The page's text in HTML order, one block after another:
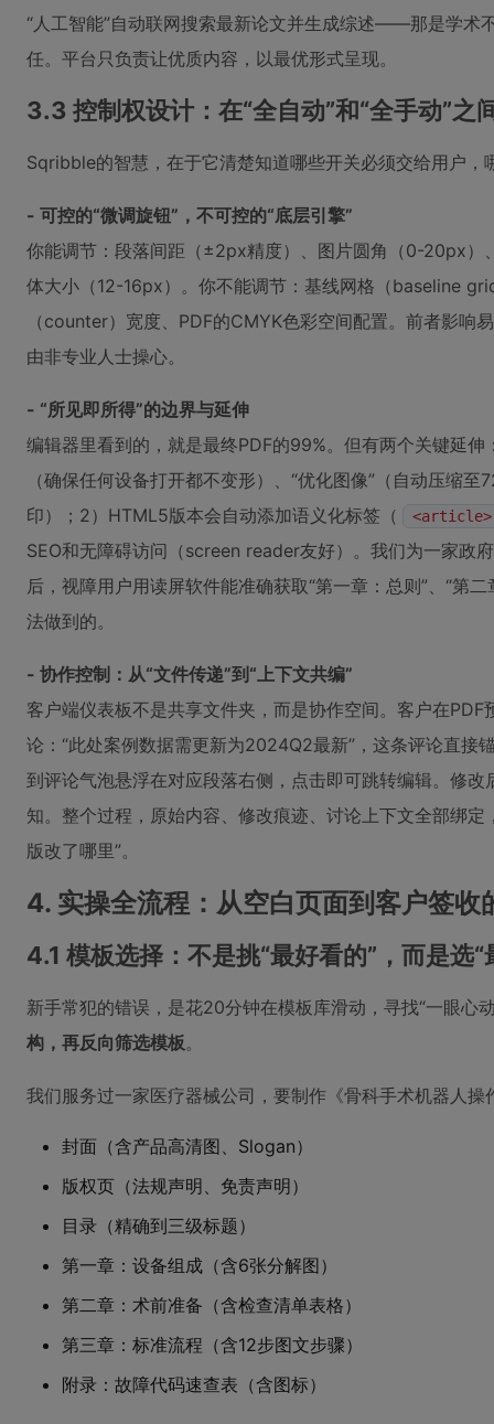
“人工智能”自动联网搜索最新论文并生成综述——那是学术
任。平台只负责让优质内容，以最优形式呈现。
3.3 控制权设计：在“全自动”和“全手动”之
Sqribble的智慧，在于它清楚知道哪些开关必须交给用户，
- 可控的“微调旋钮”，不可控的“底层引擎”
你能调节：段落间距（±2px精度）、图片圆角（0-20px）
体大小（12-16px）。你不能调节：基线网格（baseline
（counter）宽度、PDF的CMYK色彩空间配置。前者影
由非专业人士操心。
- “所见即所得”的边界与延伸
编辑器里看到的，就是最终PDF的99%。但有两个关键延伸
（确保任何设备打开都不变形）、“优化图像”（自动压缩
印）；2）HTML5版本会自动添加语义化标签（
<article>
SEO和无障碍访问（screen reader友好）。我们为一家政
后，视障用户用读屏软件能准确获取“第一章：总则”、“第
法做到的。
- 协作控制：从“文件传递”到“上下文共编”
客户端仪表板不是共享文件夹，而是协作空间。客户在PDF
论：“此处案例数据需更新为2024Q2最新”，这条评论直接
到评论气泡悬浮在对应段落右侧，点击即可跳转编辑。修改
知。整个过程，原始内容、修改痕迹、讨论上下文全部绑
版改了哪里”。
4. 实操全流程：从空白页面到客户签收
4.1 模板选择：不是挑“最好看的”，而是选“
新手常犯的错误，是花20分钟在模板库滑动，寻找“一眼心
构，再反向筛选模板。
我们服务过一家医疗器械公司，要制作《骨科手术机器人
封面（含产品高清图、Slogan）
版权页（法规声明、免责声明）
目录（精确到三级标题）
第一章：设备组成（含6张分解图）
第二章：术前准备（含检查清单表格）
第三章：标准流程（含12步图文步骤）
附录：故障代码速查表（含图标）